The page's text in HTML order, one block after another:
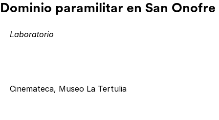
Dominio paramilitar en San Onofre
Laboratorio
Cinemateca, Museo La Tertulia